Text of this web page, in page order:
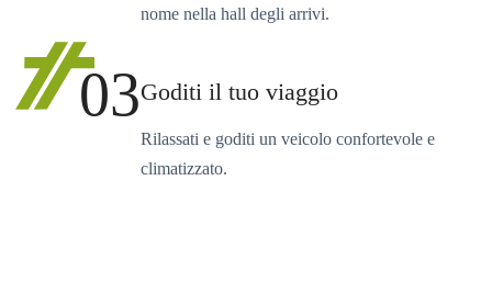
nome nella hall degli arrivi.
03Goditi il tuo viaggio
Rilassati e goditi un veicolo confortevole e
climatizzato.